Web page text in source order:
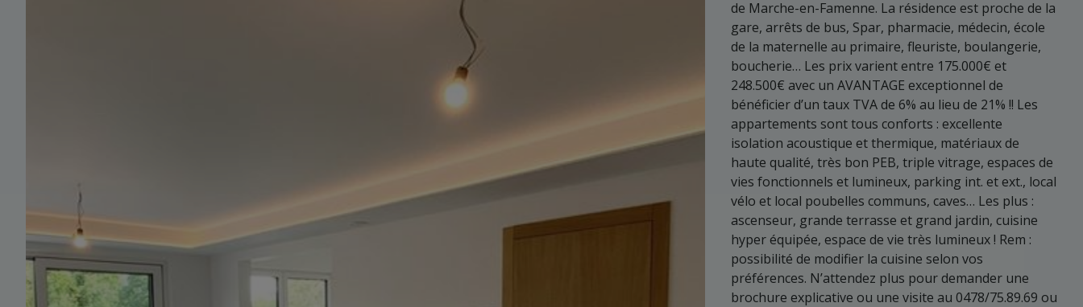
de Marche-en-Famenne. La résidence est proche de la
gare, arrêts de bus, Spar, pharmacie, médecin, école
de la maternelle au primaire, fleuriste, boulangerie,
boucherie… Les prix varient entre 175.000€ et
248.500€ avec un AVANTAGE exceptionnel de
bénéficier d’un taux TVA de 6% au lieu de 21% !! Les
appartements sont tous conforts : excellente
isolation acoustique et thermique, matériaux de
haute qualité, très bon PEB, triple vitrage, espaces de
vies fonctionnels et lumineux, parking int. et ext., local
vélo et local poubelles communs, caves… Les plus :
ascenseur, grande terrasse et grand jardin, cuisine
hyper équipée, espace de vie très lumineux ! Rem :
possibilité de modifier la cuisine selon vos
préférences. N’attendez plus pour demander une
brochure explicative ou une visite au 0478/75.89.69 ou